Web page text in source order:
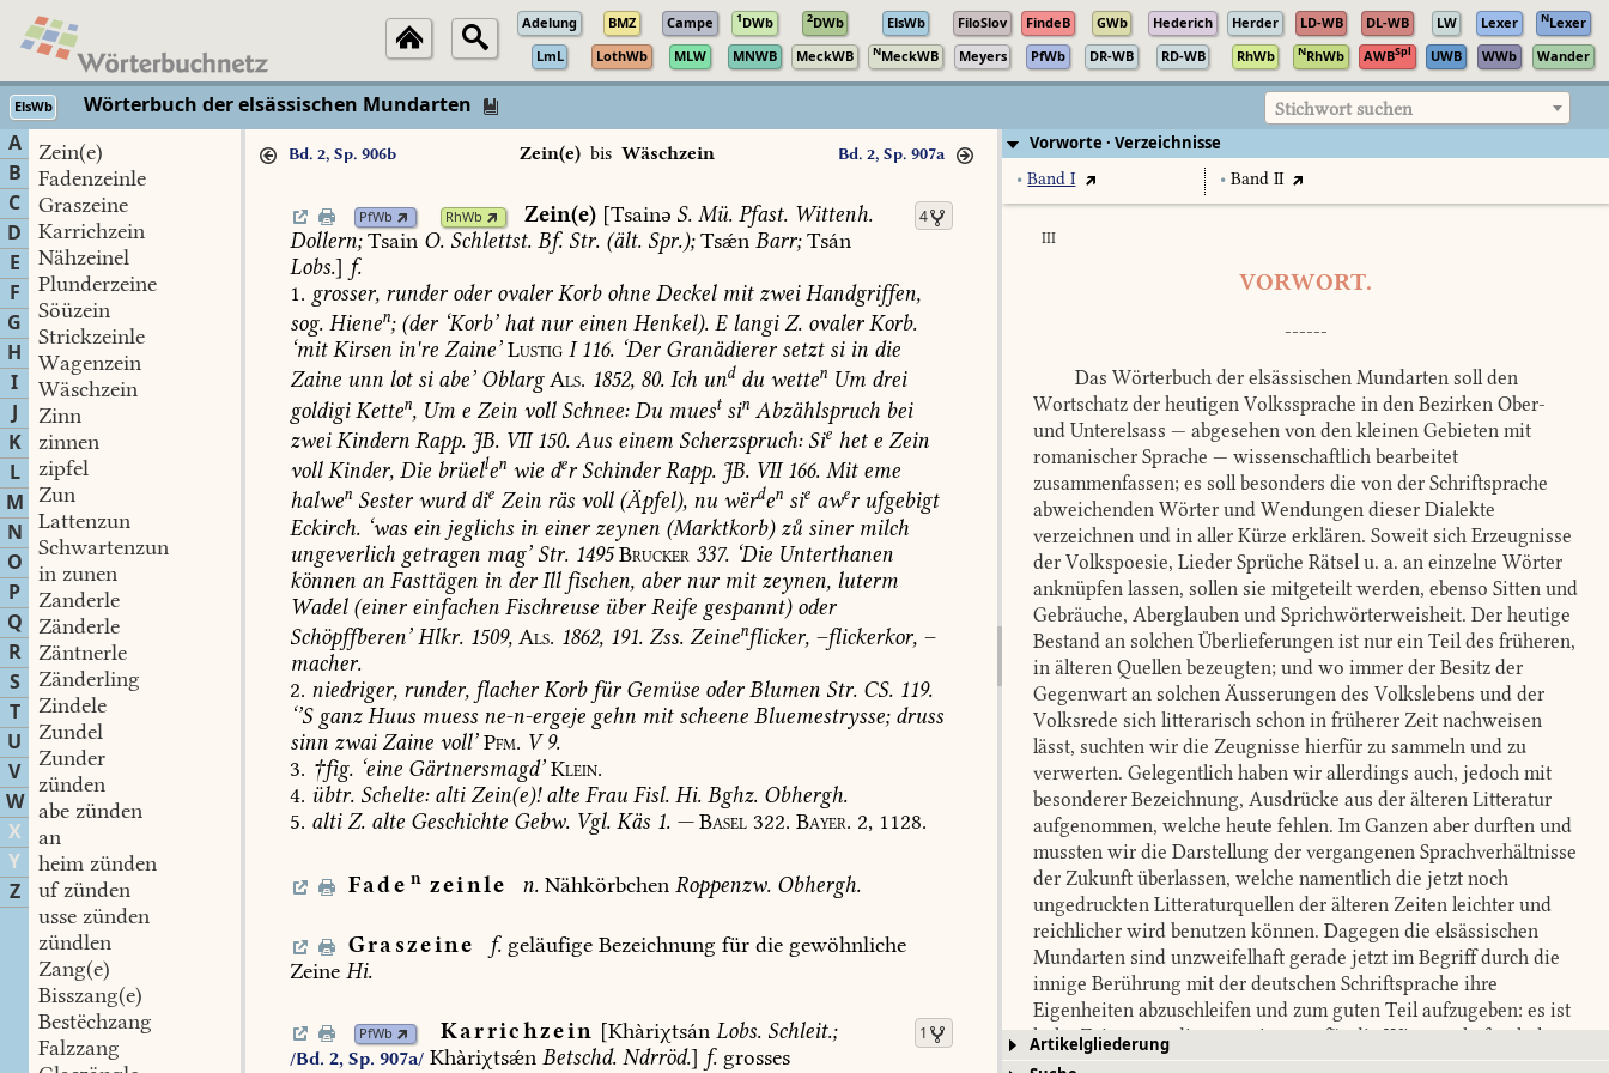
Adelung BMZ Campe 1DWb 2DWb ElsWb FiloSlov FindeB GWb Hederich Herder LD-WB DL-WB LW Lexer NLexer
LmL
LothWb MLW MNWB MeckWB NMeckWB Meyers PfWb DR-WB RD-WB RhWb NRhWb AWBSpl UWB WWb Wander
ElsWb Wörterbuch der elsässischen Mundarten Stichwort suchen
A
B
C
D
E
F
G
H
I
J
K
L
M
N
O
P
Q
R
S
T
U
V
W
X
Y
Z
Zein(e)
Fadenzeinle
Graszeine
Karrichzein
Nähzeinel
Plunderzeine
Söüzein
Strickzeinle
Wagenzein
Wäschzein
Zinn
zinnen
zipfel
Zun
Lattenzun
Schwartenzun
in zunen
Zanderle
Zänderle
Zäntnerle
Zänderling
Zindele
Zundel
Zunder
zünden
abe zünden
an
heim zünden
uf zünden
usse zünden
zündlen
Zang(e)
Bisszang(e)
Bestëchzang
Falzzang
Bd. 2, Sp. 906b Zein(e) bis Wäschzein Bd. 2, Sp. 907a
4
PfWb RhWb Zein(e) [Tsainə S. Mü. Pfast. Wittenh.
Dollern;Tsain O. Schlettst. Bf. Str. (ält. Spr.);Tsǽn Barr;Tsán
Lobs.] f.
1. grosser, runderoderovalerKorbohne DeckelmitzweiHandgriffen,
sog. Hienen; (der‘Korb’ hatnureinen Henkel). ElangiZ. ovalerKorb.
‘mitKirsen in're Zaine’ Lustig I116. ‘DerGranädierersetztsiin die
Zaine unn lotsiabe’ Oblarg Als. 1852, 80. Ich und du wettenUm drei
goldigiKetten, Um e Zein vollSchnee:Du muestsin Abzählspruch bei
zweiKindern Rapp. JB. VII150. Aus einem Scherzspruch:Sie hete Zein
vollKinder, Die brüellenwie derSchinder Rapp. JB. VII166. Miteme
halwenSesterwurddie Zein räs voll (Äpfel), nu wërdensie awerufgebigt
Eckirch. ‘was ein jeglichs in einerzeynen (Marktkorb)z sinermilch
ungeverlich getragen mag’ Str. 1495 Brucker 337. ‘Die Unterthanen
können an Fasttägen in derIllfischen, abernurmitzeynen, luterm
Wadel (einereinfachen Fischreuse überReife gespannt)oder
Schöpffberen’ Hlkr. 1509, Als. 1862, 191. Zss. Zeinenflicker, –flickerkor, –
macher.
2. niedriger, runder, flacherKorbfürGemüse oderBlumen Str. CS. 119.
‘’SganzHuus muess ne-n-ergeje gehn mitscheene Bluemestrysse;druss
sinn zwaiZaine voll’ Pfm. V9.
3. †fig. ‘eine Gärtnersmagd’ Klein.
4. übtr. Schelte:altiZein(e)! alte Frau Fisl. Hi. Bghz. Obhergh.
5. altiZ. alte Geschichte Gebw. Vgl. Käs 1. — Basel 322. Bayer. 2, 1128.
Fade n zeinle n. Nähkörbchen Roppenzw. Obhergh.
Graszeine f. geläufigeBezeichnung fürdiegewöhnliche
Zeine Hi.
1
PfWb Karrichzein [Khàriχtsán Lobs. Schleit.;
/Bd. 2, Sp. 907a/ Khàriχtsǽn Betschd. Ndrröd.] f. grosses
Vorworte · Verzeichnisse
• Band I • Band II
III
VORWORT.
------
Das Wörterbuch der elsässischen Mundarten soll den
Wortschatz der heutigen Volkssprache in den Bezirken Ober-
und Unterelsass — abgesehen von den kleinen Gebieten mit
romanischer Sprache — wissenschaftlich bearbeitet
zusammenfassen; es soll besonders die von der Schriftsprache
abweichenden Wörter und Wendungen dieser Dialekte
verzeichnen und in aller Kürze erklären. Soweit sich Erzeugnisse
der Volkspoesie, Lieder Sprüche Rätsel u. a. an einzelne Wörter
anknüpfen lassen, sollen sie mitgeteilt werden, ebenso Sitten und
Gebräuche, Aberglauben und Sprichwörterweisheit. Der heutige
Bestand an solchen Überlieferungen ist nur ein Teil des früheren,
in älteren Quellen bezeugten; und wo immer der Besitz der
Gegenwart an solchen Äusserungen des Volkslebens und der
Volksrede sich litterarisch schon in früherer Zeit nachweisen
lässt, suchten wir die Zeugnisse hierfür zu sammeln und zu
verwerten. Gelegentlich haben wir allerdings auch, jedoch mit
besonderer Bezeichnung, Ausdrücke aus der älteren Litteratur
aufgenommen, welche heute fehlen. Im Ganzen aber durften und
mussten wir die Darstellung der vergangenen Sprachverhältnisse
der Zukunft überlassen, welche namentlich die jetzt noch
ungedruckten Litteraturquellen der älteren Zeiten leichter und
reichlicher wird benutzen können. Dagegen die elsässischen
Mundarten sind unzweifelhaft gerade jetzt im Begriff durch die
innige Berührung mit der deutschen Schriftsprache ihre
Eigenheiten abzuschleifen und zum guten Teil aufzugeben: es ist
hohe Zeit, wenn diese wenigstens für die Wissenschaft erhalten
werden sollen.
Artikelgliederung